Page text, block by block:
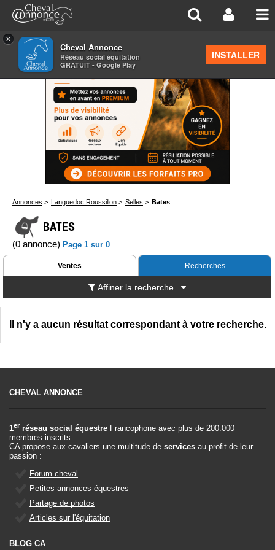
×
Cheval Annonce
Réseau social équitation
GRATUIT - Google Play
INSTALLER
Annonces > Languedoc Roussillon > Selles > Bates
BATES
(0 annonce) Page 1 sur 0
Ventes Recherches
Affiner la recherche
Il n'y a aucun résultat correspondant à votre recherche.
CHEVAL ANNONCE
1er réseau social équestre Francophone avec plus de 200.000
membres inscrits.
CA propose aux cavaliers une multitude de services au profit de leur
passion :
Forum cheval
Petites annonces équestres
Partage de photos
Articles sur l'équitation
BLOG CA